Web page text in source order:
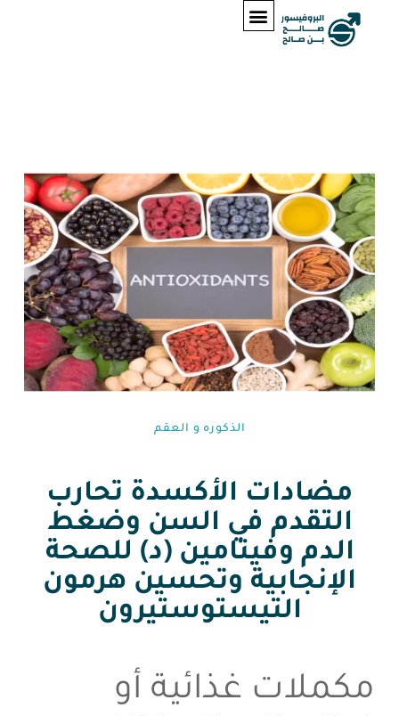
الذكوره و العقم⁩
مضادات الأكسدة تحارب
التقدم في السن وضغط
الدم وفيتامين (د) للصحة
الإنجابية وتحسين هرمون
التيستوستيرون
مكملات غذائية أو